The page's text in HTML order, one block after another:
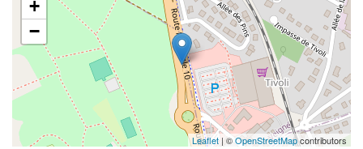
+
−
Leaflet | ©OpenStreetMapcontributors